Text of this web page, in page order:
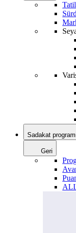
Sadakat
Geri